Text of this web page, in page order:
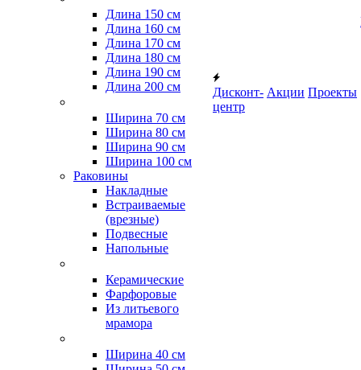
Длина 150 см
Длина 160 см
Длина 170 см
Длина 180 см
Длина 190 см
Длина 200 см
Ширина 70 см
Ширина 80 см
Ширина 90 см
Ширина 100 см
Раковины
Накладные
Встраиваемые
(врезные)
Подвесные
Напольные
Керамические
Фарфоровые
Из литьевого
мрамора
Ширина 40 см
Дисконт-
центр
Акции Проекты